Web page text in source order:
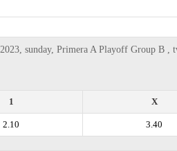
sunday, Primera A Playoff Group B ,
X
1
3.40
2.10